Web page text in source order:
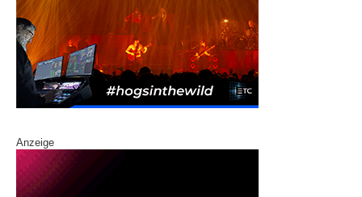
Anzeige